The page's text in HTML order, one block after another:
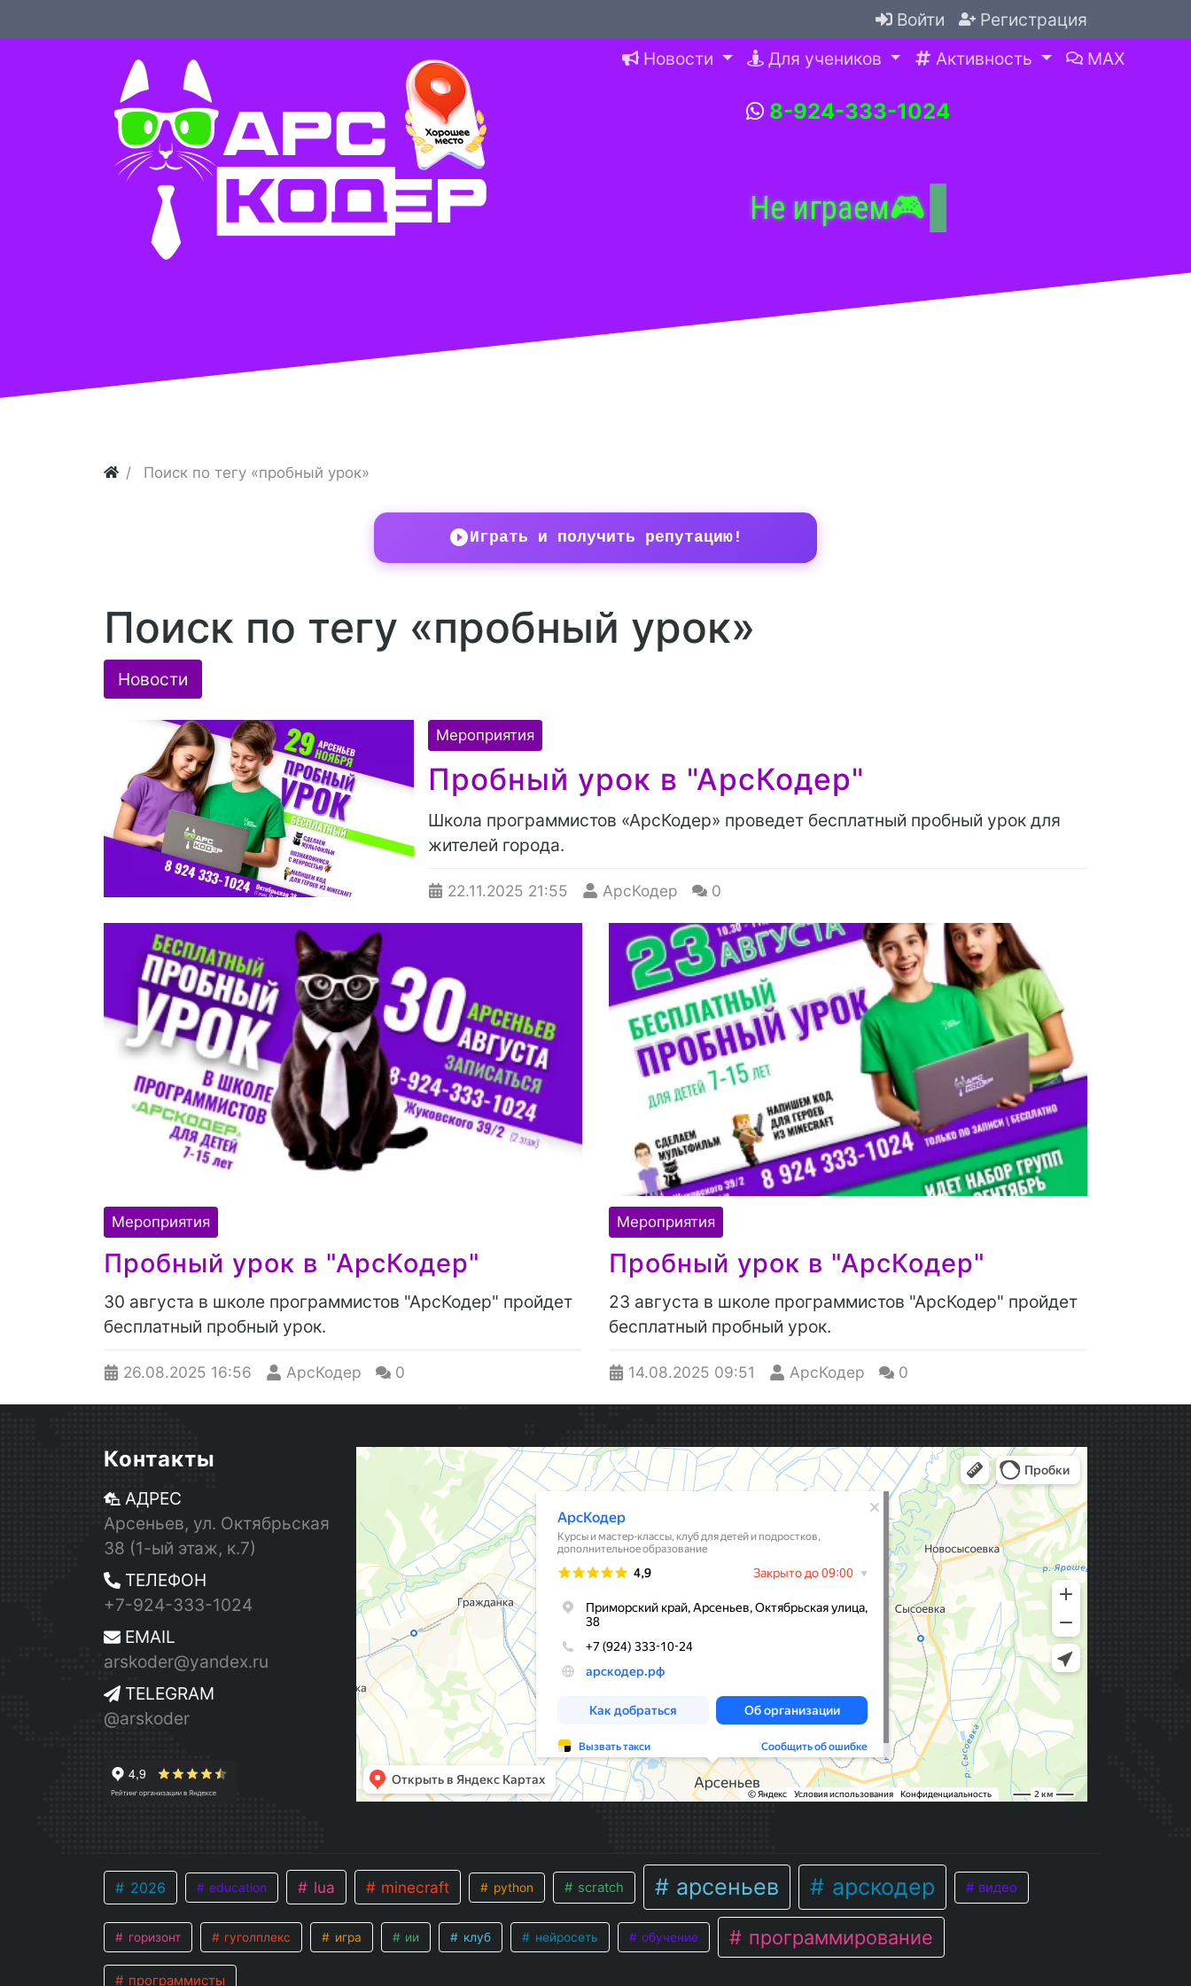
Войти
Регистрация
Новости
Для учеников Активность MAX
8-924-333-1024
Поиск по тегу «пробный урок»
Играть и получить репутацию!
Поиск по тегу «пробный урок»
Новости
Мероприятия
Пробный урок в "АрсКодер"
Школа программистов «АрсКодер» проведет бесплатный пробный урок для
жителей города.
22.11.2025 21:55 АрсКодер 0
Мероприятия
Пробный урок в "АрсКодер"
30 августа в школе программистов "АрсКодер" пройдет
бесплатный пробный урок.
26.08.2025 16:56 АрсКодер 0
Мероприятия
Пробный урок в "АрсКодер"
23 августа в школе программистов "АрсКодер" пройдет
бесплатный пробный урок.
14.08.2025 09:51 АрсКодер 0
Контакты
АДРЕС
Арсеньев, ул. Октябрьская
38 (1-ый этаж, к.7)
ТЕЛЕФОН
+7-924-333-1024
EMAIL
arskoder@yandex.ru
TELEGRAM
@arskoder
2026 education lua minecraft python scratch арсеньев арскодер видео
горизонт гуголплекс игра ии клуб нейросеть обучение программирование
программисты